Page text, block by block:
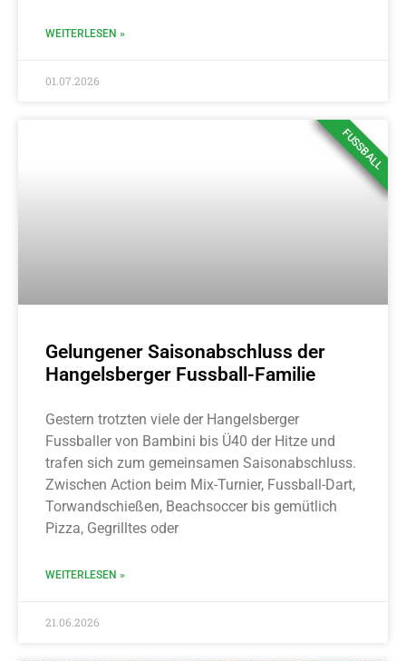
WEITERLESEN »
01.07.2026
FUSSBALL
Gelungener Saisonabschluss der
Hangelsberger Fussball-Familie
Gestern trotzten viele der Hangelsberger
Fussballer von Bambini bis Ü40 der Hitze und
trafen sich zum gemeinsamen Saisonabschluss.
Zwischen Action beim Mix-Turnier, Fussball-Dart,
Torwandschießen, Beachsoccer bis gemütlich
Pizza, Gegrilltes oder
WEITERLESEN »
21.06.2026